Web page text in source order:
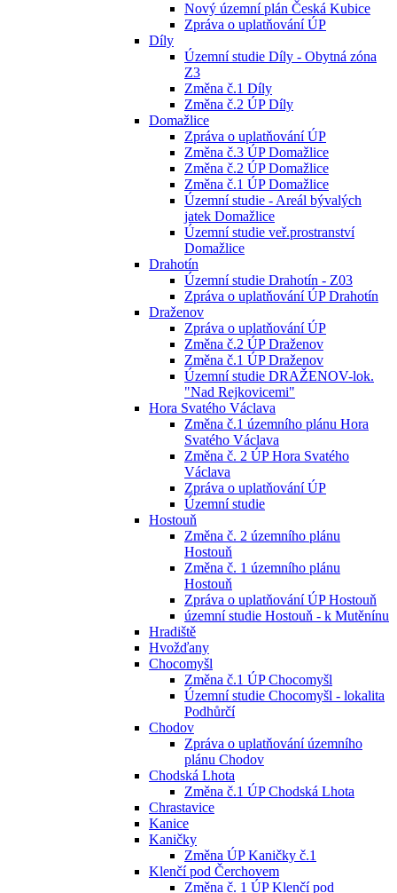
Nový územní plán Česká Kubice
Zpráva o uplatňování ÚP
Díly
Územní studie Díly - Obytná zóna
Z3
Změna č.1 Díly
Změna č.2 ÚP Díly
Domažlice
Zpráva o uplatňování ÚP
Změna č.3 ÚP Domažlice
Změna č.2 ÚP Domažlice
Změna č.1 ÚP Domažlice
Územní studie - Areál bývalých
jatek Domažlice
Územní studie veř.prostranství
Domažlice
Drahotín
Územní studie Drahotín - Z03
Zpráva o uplatňování ÚP Drahotín
Draženov
Zpráva o uplatňování ÚP
Změna č.2 ÚP Draženov
Změna č.1 ÚP Draženov
Územní studie DRAŽENOV-lok.
"Nad Rejkovicemi"
Hora Svatého Václava
Změna č.1 územního plánu Hora
Svatého Václava
Změna č. 2 ÚP Hora Svatého
Václava
Zpráva o uplatňování ÚP
Územní studie
Hostouň
Změna č. 2 územního plánu
Hostouň
Změna č. 1 územního plánu
Hostouň
Zpráva o uplatňování ÚP Hostouň
územní studie Hostouň - k Mutěnínu
Hradiště
Hvožďany
Chocomyšl
Změna č.1 ÚP Chocomyšl
Územní studie Chocomyšl - lokalita
Podhůrčí
Chodov
Zpráva o uplatňování územního
plánu Chodov
Chodská Lhota
Změna č.1 ÚP Chodská Lhota
Chrastavice
Kanice
Kaničky
Změna ÚP Kaničky č.1
Klenčí pod Čerchovem
Změna č. 1 ÚP Klenčí pod